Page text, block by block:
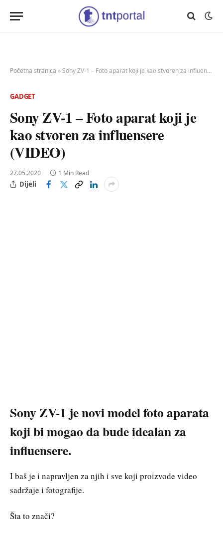
Početna stranica »Sony ZV-1 – Foto aparat koji je kao stvoren za influensere (VIDEO)
GADGET
Sony ZV-1 – Foto aparat koji je
kao stvoren za influensere
(VIDEO)
27.05.2020 1 Min Read
Dijeli
Sony ZV-1 je novi model foto aparata
koji bi mogao da bude idealan za
influensere.
I baš je i napravljen za njih i sve koji proizvode video
sadržaje i fotografije.
Šta to znači?